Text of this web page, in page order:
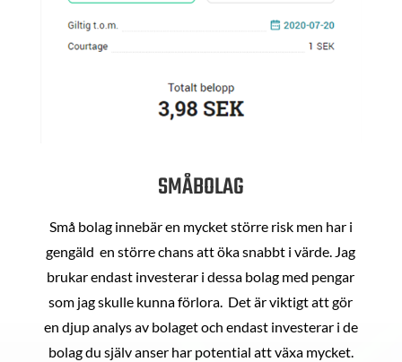
SMÅBOLAG
Små bolag innebär en mycket större risk men har i
gengäld en större chans att öka snabbt i värde. Jag
brukar endast investerar i dessa bolag med pengar
som jag skulle kunna förlora. Det är viktigt att gör
en djup analys av bolaget och endast investerar i de
bolag du själv anser har potential att växa mycket.